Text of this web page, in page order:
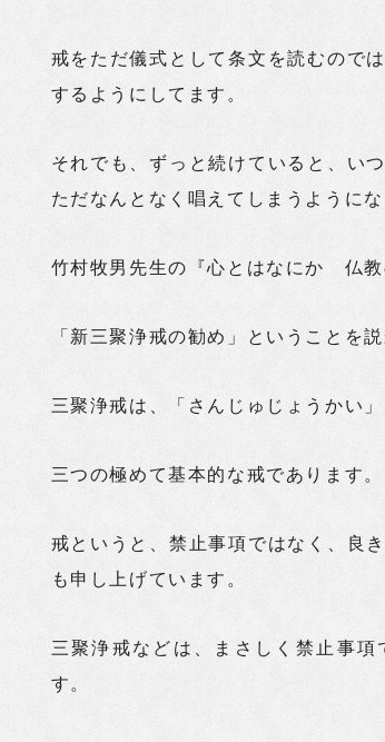
戒をただ儀式として条文を読むので
するようにしてます。
それでも、ずっと続けていると、い
ただなんとなく唱えてしまうようにな
竹村牧男先生の『心とはなにか 仏教
「新三聚浄戒の勧め」ということを
三聚浄戒は、「さんじゅじょうかい」
三つの極めて基本的な戒であります。
戒というと、禁止事項ではなく、良
も申し上げています。
三聚浄戒などは、まさしく禁止事
す。